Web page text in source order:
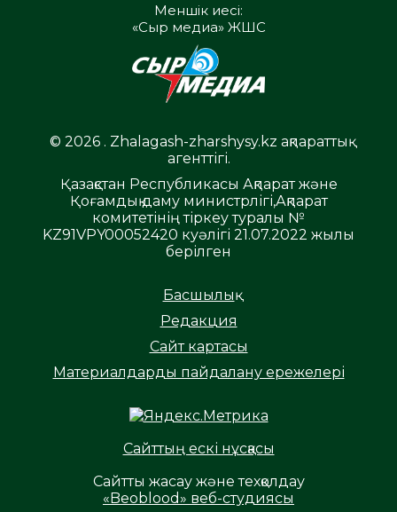
Меншік иесі:
«Сыр медиа» ЖШС
© 2026 . Zhalagash-zharshysy.kz ақпараттық
агенттігі.
Қазақстан Республикасы Ақпарат және
Қоғамдық даму министрлігі,Ақпарат
комитетінің тіркеу туралы №
KZ91VPY00052420 куәлігі 21.07.2022 жылы
берілген
Басшылық
Редакция
Сайт картасы
Материалдарды пайдалану ережелері
Сайттың ескі нұсқасы
Сайтты жасау және техқолдау
«Beoblood» веб-студиясы